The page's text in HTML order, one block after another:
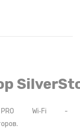
PRO Wi‑Fi -